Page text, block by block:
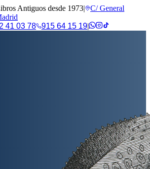
Antiguos desde 1973|
C/ General
41 03 78 915 64 15 19|